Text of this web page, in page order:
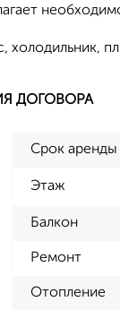
холодильник,
ДОГОВОРА
Срок аренды
Этаж
Балкон
Ремонт
Отопление